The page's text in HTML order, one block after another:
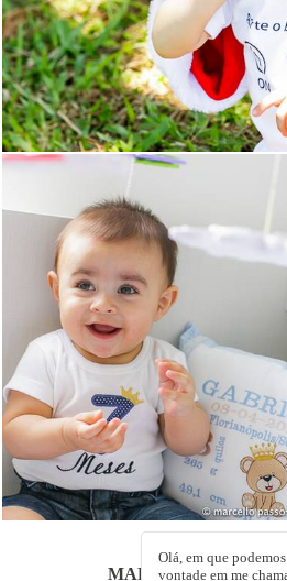
1141
1149
MARCELLO PASSOS
Olá, em que
vontade em me